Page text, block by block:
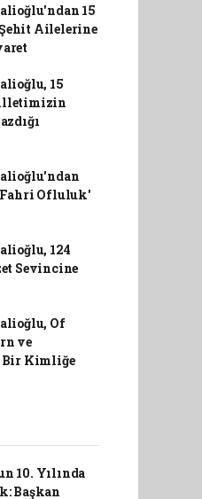
15
Ailelerine
15
Ofluluk'
124
Sevincine
Of
ve
Kimliğe
10. Yılında
Başkan